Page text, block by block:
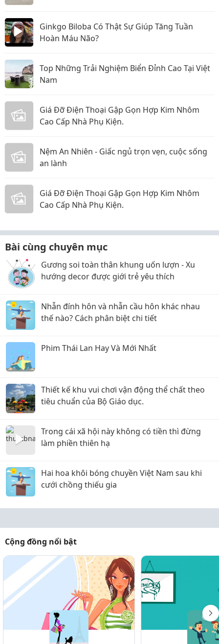
Ginkgo Biloba Có Thật Sự Giúp Tăng Tuần
Hoàn Máu Não?
Top Những Trải Nghiệm Biển Đỉnh Cao Tại Việt
Nam
Giá Đỡ Điện Thoại Gập Gọn Hợp Kim Nhôm
Cao Cấp Nhà Phụ Kiện.
Nệm An Nhiên - Giấc ngủ trọn vẹn, cuộc sống
an lành
Giá Đỡ Điện Thoại Gập Gọn Hợp Kim Nhôm
Cao Cấp Nhà Phụ Kiện.
Bài cùng chuyên mục
Gương soi toàn thân khung uốn lượn - Xu
hướng decor được giới trẻ yêu thích
Nhẫn đính hôn và nhẫn cầu hôn khác nhau
thế nào? Cách phân biệt chi tiết
Phim Thái Lan Hay Và Mới Nhất
Thiết kế khu vui chơi vận động thể chất theo
tiêu chuẩn của Bộ Giáo dục.
Trong cái xã hội này không có tiền thì đừng
làm phiền thiên hạ
Hai hoa khôi bóng chuyền Việt Nam sau khi
cưới chồng thiếu gia
Cộng đồng nổi bật